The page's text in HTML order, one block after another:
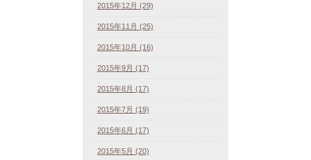
2015年12月 (29)
2015年11月 (25)
2015年10月 (16)
2015年9月 (17)
2015年8月 (17)
2015年7月 (19)
2015年6月 (17)
2015年5月 (20)